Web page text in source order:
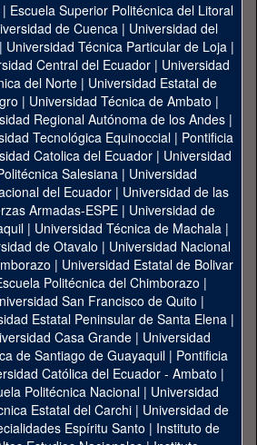
Escuela Superior Politécnica del Litoral
de Cuenca| Universidad del
Universidad Técnica Particular de Loja|
Central del Ecuador| Universidad
del Norte | Universidad Estatal de
| Universidad Técnica de Ambato |
Regional Autónoma de los Andes|
Tecnológica Equinoccial| Pontificia
Catolica del Ecuador | Universidad
Salesiana | Universidad
del Ecuador | Universidad de las
Armadas-ESPE | Universidad de
| Universidad Técnica de Machala|
de Otavalo | Universidad Nacional
| Universidad Estatal de Bolivar
Politécnica del Chimborazo |
San Francisco de Quito |
Estatal Peninsular de Santa Elena|
Casa Grande | Universidad
de Santiago de Guayaquil| Pontificia
Católica del Ecuador - Ambato |
Politécnica Nacional| Universidad
Estatal del Carchi| Universidad de
Espíritu Santo | Instituto de